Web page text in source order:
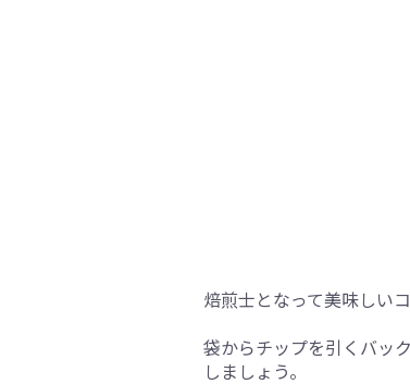
焙煎士となって美味しい
袋からチップを引くバッ
しましょう。